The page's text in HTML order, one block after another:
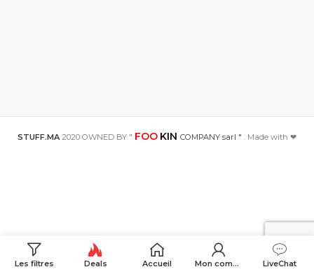
STUFF.MA 2020 OWNED BY " FOO KIN COMPANY sarl " . Made with ❤
Les filtres Deals Accueil Mon compte LiveChat